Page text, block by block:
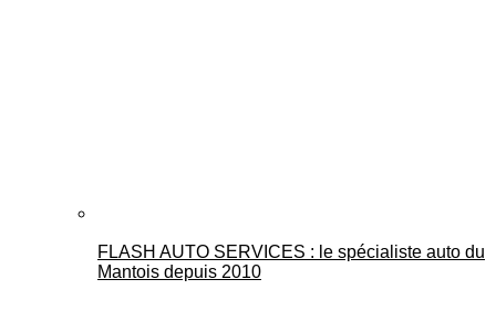
FLASH AUTO SERVICES : le spécialiste auto du
Mantois depuis 2010